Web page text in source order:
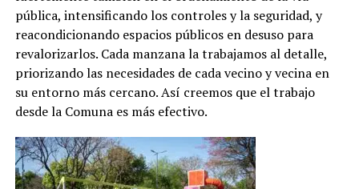
pública, intensificando los controles y la seguridad, y
reacondicionando espacios públicos en desuso para
revalorizarlos. Cada manzana la trabajamos al detalle,
priorizando las necesidades de cada vecino y vecina en
su entorno más cercano. Así creemos que el trabajo
desde la Comuna es más efectivo.